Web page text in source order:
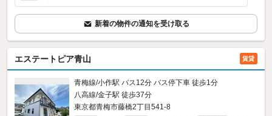
新着の物件の通知を受け取る
エステートピア青山 賃貸
青梅線/小作駅 バス12分 バス停下車 徒歩1分
八高線/金子駅 徒歩37分
東京都青梅市藤橋2丁目541‐8